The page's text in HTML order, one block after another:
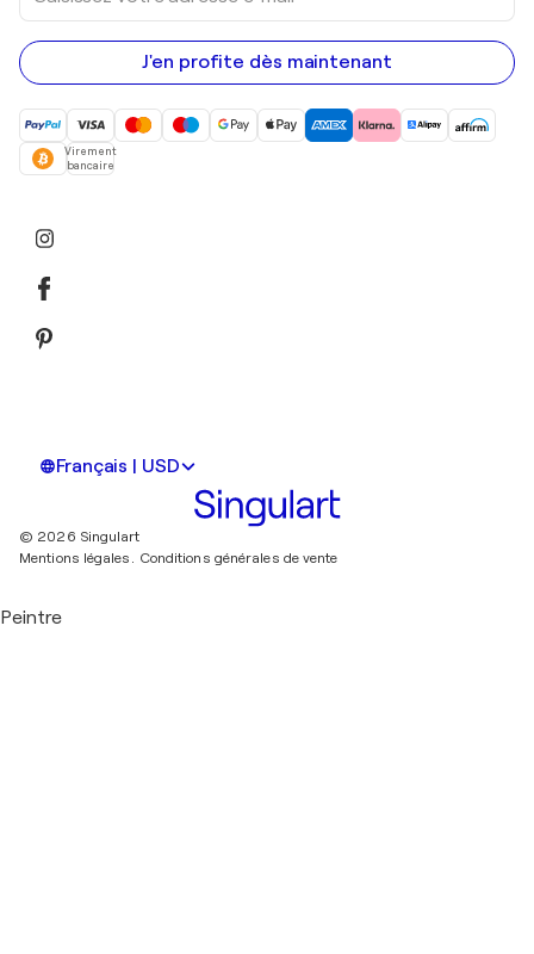
adresse
e-
mail
J'en profite dès maintenant
Virement
bancaire
Français | USD
© 2026 Singulart
Mentions légales.
Conditions générales de vente
Peintre